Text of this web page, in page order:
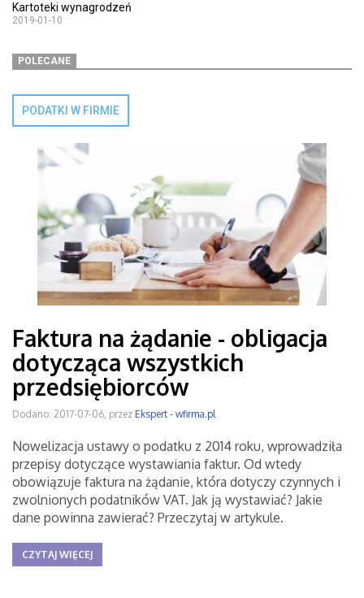
Kartoteki wynagrodzeń
2019-01-10
POLECANE
PODATKI W FIRMIE
Faktura na żądanie - obligacja
dotycząca wszystkich
przedsiębiorców
Dodano: 2017-07-06, przez Ekspert - wfirma.pl
Nowelizacja ustawy o podatku z 2014 roku, wprowadziła
przepisy dotyczące wystawiania faktur. Od wtedy
obowiązuje faktura na żądanie, która dotyczy czynnych i
zwolnionych podatników VAT. Jak ją wystawiać? Jakie
dane powinna zawierać? Przeczytaj w artykule.
CZYTAJ WIĘCEJ